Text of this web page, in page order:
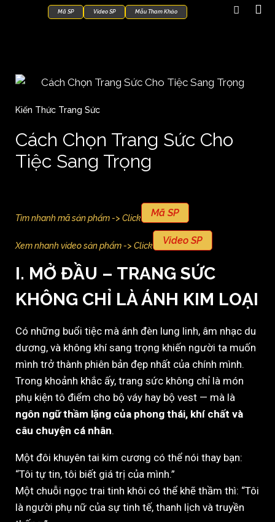
Mã SP Video SP Mẫu Tham Khảo
Kiến Thức Trang Sức
Cách Chọn Trang Sức Cho
Tiệc Sang Trọng
Tìm nhanh mã sản phẩm -> Click Mã SP
Xem nhanh video sản phẩm -> Click Video SP
I. MỞ ĐẦU – TRANG SỨC
KHÔNG CHỈ LÀ ÁNH KIM LOẠI
Có những buổi tiệc mà ánh đèn lung linh, âm nhạc du
dương, và không khí sang trọng khiến người ta muốn
mình trở thành phiên bản đẹp nhất của chính mình.
Trong khoảnh khắc ấy, trang sức không chỉ là món
phụ kiện tô điểm cho bộ váy hay bộ vest — mà là
ngôn ngữ thầm lặng của phong thái, khí chất và
câu chuyện cá nhân.
Một đôi khuyên tai kim cương có thể nói thay bạn:
“Tôi tự tin, tôi biết giá trị của mình.”
Một chuỗi ngọc trai tinh khôi có thể khẽ thầm thì: “Tôi
là người phụ nữ của sự tinh tế, thanh lịch và truyền